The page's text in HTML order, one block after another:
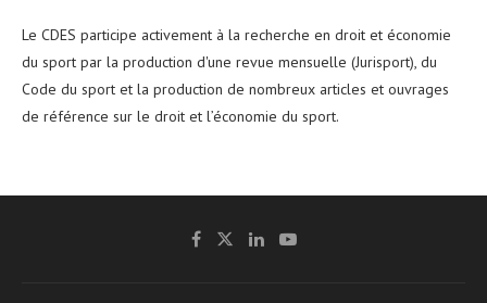
Le CDES participe activement à la recherche en droit et économie
du sport par la production d'une revue mensuelle (Jurisport), du
Code du sport et la production de nombreux articles et ouvrages
de référence sur le droit et l’économie du sport.